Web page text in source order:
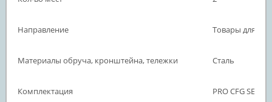
Направление Товары для
Материалы обруча, кронштейна, тележки Сталь
Комплектация PRO CFG SE